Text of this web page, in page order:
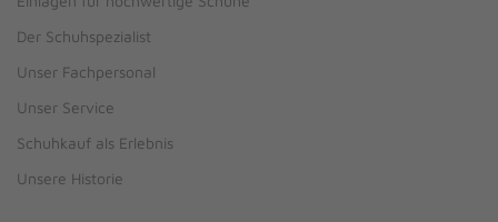
Der Schuhspezialist
Unser Fachpersonal
Unser Service
Schuhkauf als Erlebnis
Unsere Historie